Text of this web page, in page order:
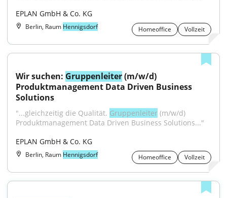
EPLAN GmbH & Co. KG
Berlin, Raum Hennigsdorf Homeoffice Vollzeit
Wir suchen: Gruppenleiter (m/w/d)
Produktmanagement Data Driven Business
Solutions
"...gleichzeitig die Qualität. Gruppenleiter (m/w/d)
Produktmanagement Data Driven Business Solutions..."
EPLAN GmbH & Co. KG
Berlin, Raum Hennigsdorf Homeoffice Vollzeit